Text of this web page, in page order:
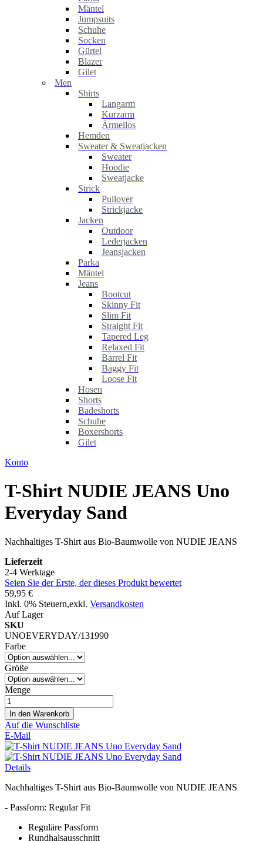
Mäntel
Jumpsuits
Schuhe
Socken
Gürtel
Blazer
Gilet
Men
Shirts
Langarm
Kurzarm
Ärmellos
Hemden
Sweater & Sweatjacken
Sweater
Hoodie
Sweatjacke
Strick
Pullover
Strickjacke
Jacken
Outdoor
Lederjacken
Jeansjacken
Parka
Mäntel
Jeans
Bootcut
Skinny Fit
Slim Fit
Straight Fit
Tapered Leg
Relaxed Fit
Barrel Fit
Baggy Fit
Loose Fit
Hosen
Shorts
Badeshorts
Schuhe
Boxershorts
Gilet
Konto
T-Shirt NUDIE JEANS Uno
Everyday Sand
Nachhaltiges T-Shirt aus Bio-Baumwolle von NUDIE JEANS
Lieferzeit
2-4 Werktage
Seien Sie der Erste, der dieses Produkt bewertet
59,95 €
Inkl. 0% Steuern,exkl. Versandkosten
Auf Lager
SKU
UNOEVERYDAY/131990
Farbe
Größe
Menge
In den Warenkorb
Auf die Wunschliste
E-Mail
Details
Nachhaltiges T-Shirt aus Bio-Baumwolle von NUDIE JEANS
- Passform: Regular Fit
Reguläre Passform
Rundhalsausschnitt